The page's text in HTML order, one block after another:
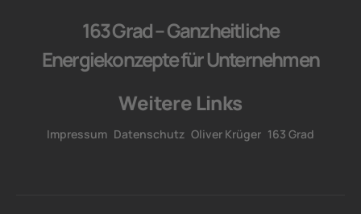
163 Grad – Ganzheitliche
Energiekonzepte für Unternehmen
Weitere Links
Impressum Datenschutz Oliver Krüger 163 Grad